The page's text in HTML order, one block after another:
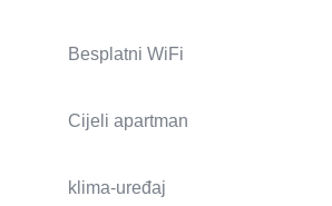
Besplatni WiFi
Cijeli apartman
klima-uređaj